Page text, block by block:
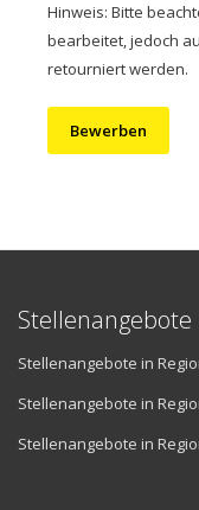
Hinweis: Bitte
bearbeitet, jedoch
retourniert werden.
Bewerben
Stellenangebote
Stellenangebote in
Stellenangebote in
Stellenangebote in